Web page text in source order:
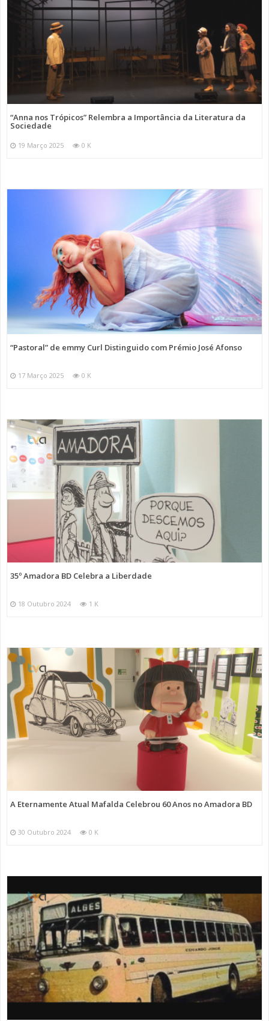
“Anna nos Trópicos” Relembra a Importância da Literatura da
Sociedade
19 Março 2025 0 K
“Pastoral” de emmy Curl Distinguido com Prémio José Afonso
17 Março 2025 0 K
35º Amadora BD Celebra a Liberdade
18 Outubro 2024 1 K
A Eternamente Atual Mafalda Celebrou 60 Anos no Amadora BD
30 Outubro 2024 0 K